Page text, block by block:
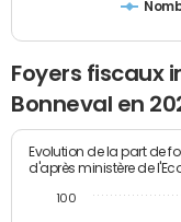
Foyers fiscaux
Bonneval en
Evolution de la part de
d'après ministère de
100